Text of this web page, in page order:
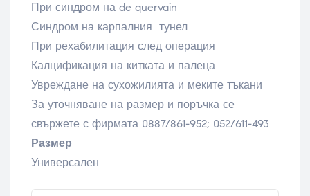
При синдром на de quervain
Синдром на карпалния тунел
При рехабилитация след операция
Калцификация на китката и палеца
Увреждане на сухожилията и меките тъкани
За уточняване на размер и поръчка се
свържете с фирмата 0887/861-952; 052/611-493
Размер
Универсален